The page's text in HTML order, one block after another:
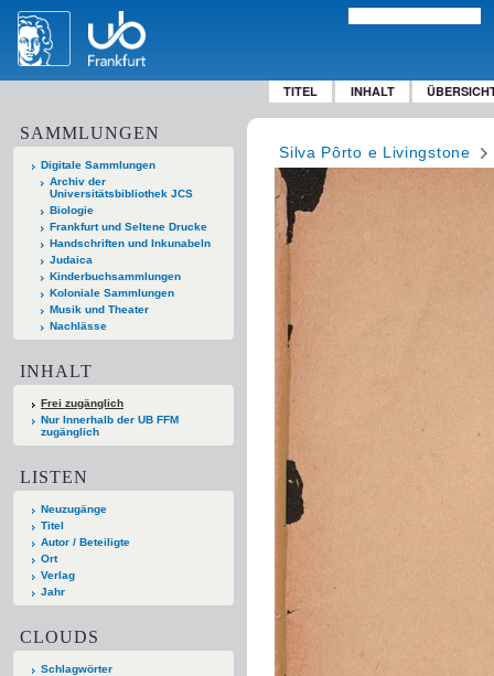
TITEL INHALT
SAMMLUNGEN
Digitale Sammlungen
Archiv der
Universitätsbibliothek JCS
Biologie
Frankfurt und Seltene Drucke
Handschriften und Inkunabeln
Judaica
Kinderbuchsammlungen
Koloniale Sammlungen
Musik und Theater
Nachlässe
INHALT
Frei zugänglich
Nur Innerhalb der UB FFM
zugänglich
LISTEN
Neuzugänge
Titel
Autor / Beteiligte
Ort
Verlag
Jahr
CLOUDS
Schlagwörter
Silva Pôrto e Livingstone